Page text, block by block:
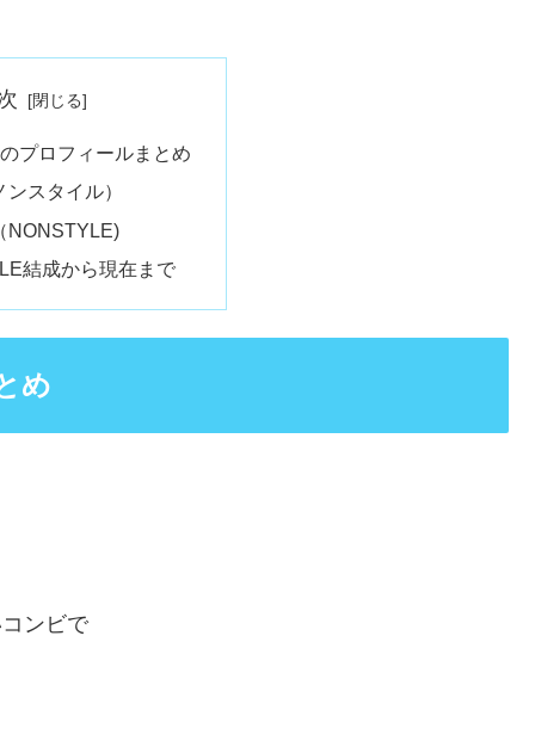
プロフィールまとめ
スタイル）
NONSTYLE)
結成から現在まで
め
ンビで